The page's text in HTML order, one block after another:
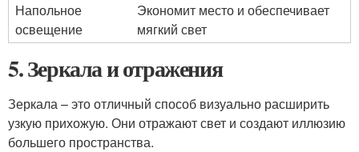
Напольное
освещение
Экономит место и обеспечивает
мягкий свет
5. Зеркала и отражения
Зеркала – это отличный способ визуально расширить
узкую прихожую. Они отражают свет и создают иллюзию
большего пространства.